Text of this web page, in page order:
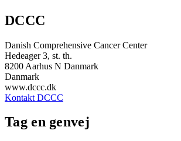
DCCC
Danish Comprehensive Cancer Center
Hedeager 3, st. th.
8200 Aarhus N Danmark
Danmark
www.dccc.dk
Kontakt DCCC
Tag en genvej